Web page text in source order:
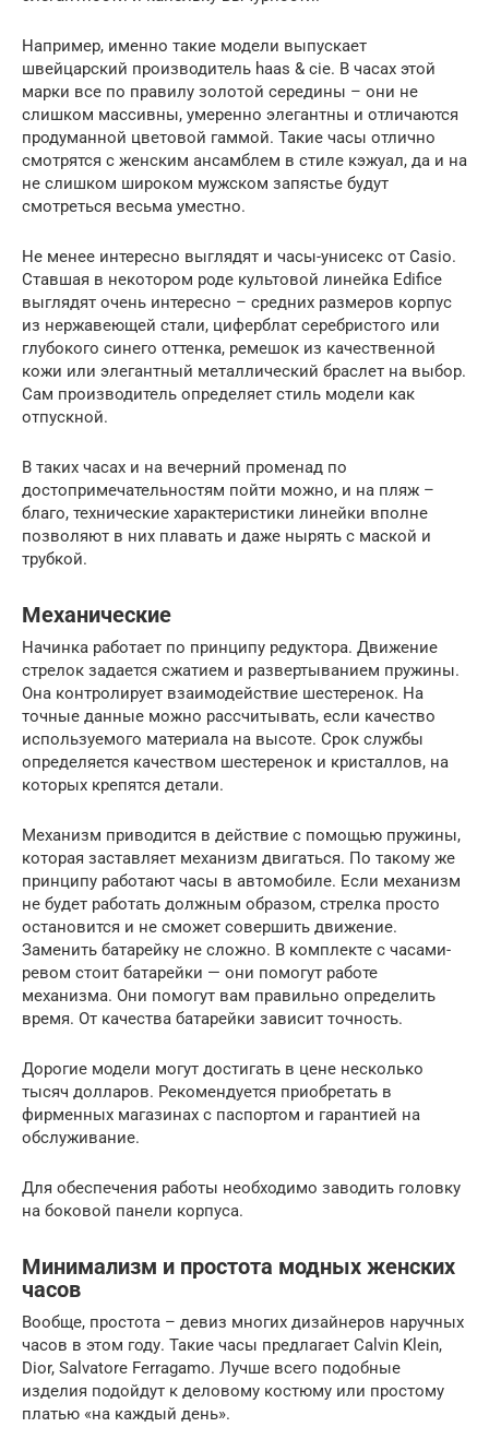
Например, именно такие модели выпускает
швейцарский производитель haas & cie. В часах этой
марки все по правилу золотой середины – они не
слишком массивны, умеренно элегантны и отличаются
продуманной цветовой гаммой. Такие часы отлично
смотрятся с женским ансамблем в стиле кэжуал, да и на
не слишком широком мужском запястье будут
смотреться весьма уместно.
Не менее интересно выглядят и часы-унисекс от Casio.
Ставшая в некотором роде культовой линейка Edifice
выглядят очень интересно – средних размеров корпус
из нержавеющей стали, циферблат серебристого или
глубокого синего оттенка, ремешок из качественной
кожи или элегантный металлический браслет на выбор.
Сам производитель определяет стиль модели как
отпускной.
В таких часах и на вечерний променад по
достопримечательностям пойти можно, и на пляж –
благо, технические характеристики линейки вполне
позволяют в них плавать и даже нырять с маской и
трубкой.
Механические
Начинка работает по принципу редуктора. Движение
стрелок задается сжатием и развертыванием пружины.
Она контролирует взаимодействие шестеренок. На
точные данные можно рассчитывать, если качество
используемого материала на высоте. Срок службы
определяется качеством шестеренок и кристаллов, на
которых крепятся детали.
Механизм приводится в действие с помощью пружины,
которая заставляет механизм двигаться. По такому же
принципу работают часы в автомобиле. Если механизм
не будет работать должным образом, стрелка просто
остановится и не сможет совершить движение.
Заменить батарейку не сложно. В комплекте с часами-
ревом стоит батарейки — они помогут работе
механизма. Они помогут вам правильно определить
время. От качества батарейки зависит точность.
Дорогие модели могут достигать в цене несколько
тысяч долларов. Рекомендуется приобретать в
фирменных магазинах с паспортом и гарантией на
обслуживание.
Для обеспечения работы необходимо заводить головку
на боковой панели корпуса.
Минимализм и простота модных женских
часов
Вообще, простота – девиз многих дизайнеров наручных
часов в этом году. Такие часы предлагает Calvin Klein,
Dior, Salvatore Ferragamo. Лучше всего подобные
изделия подойдут к деловому костюму или простому
платью «на каждый день».